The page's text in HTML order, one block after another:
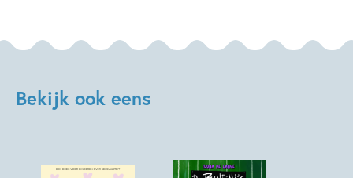
Bekijk ook eens